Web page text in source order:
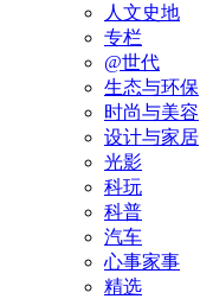
人文史地
专栏
@世代
生态与环保
时尚与美容
设计与家居
光影
科玩
科普
汽车
心事家事
精选